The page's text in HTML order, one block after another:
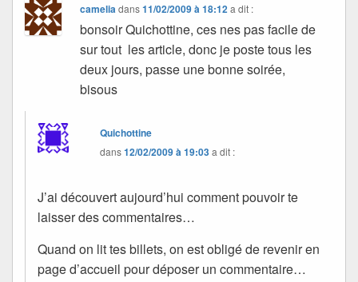
cameliadans11/02/2009 à 18:12 a dit :
bonsoir Quichottine, ces nes pas facile de
sur tout les article, donc je poste tous les
deux jours, passe une bonne soirée,
bisous
Quichottine
dans12/02/2009 à 19:03a dit :
J’ai découvert aujourd’hui comment pouvoir te
laisser des commentaires…
Quand on lit tes billets, on est obligé de revenir en
page d’accueil pour déposer un commentaire…